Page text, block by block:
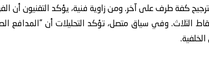
كفة طرف على آخر. ومن زاوية فنية، يؤكد التقنيون أن
وفي سياق متصل، تؤكد التحليلات أن “المدافع